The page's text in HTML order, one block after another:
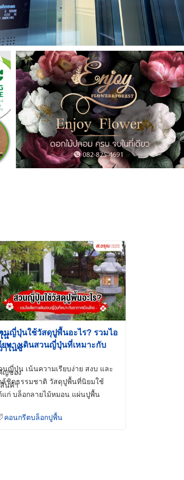
น
าไนซ์
ญของ
นค้า
นญี่ปุ่นใช้วัสดุปูพื้นอะไร? รวมไอ
ยทางเดินสวนญี่ปุ่นที่เหมาะกับ
นญี่ปุ่น เน้นความเรียบง่าย สงบ และ
ล้ชิดธรรมชาติ วัสดุปูพื้นที่นิยมใช้
แก่ บล็อกลายไม้หมอน แผ่นปูพื้น
คอนกรีตบล็อกปูพื้น